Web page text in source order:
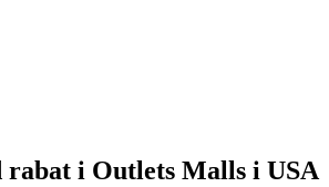
rabat i Outlets Malls i USA